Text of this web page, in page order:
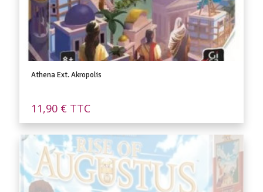
Athena Ext. Akropolis
11,90 € TTC